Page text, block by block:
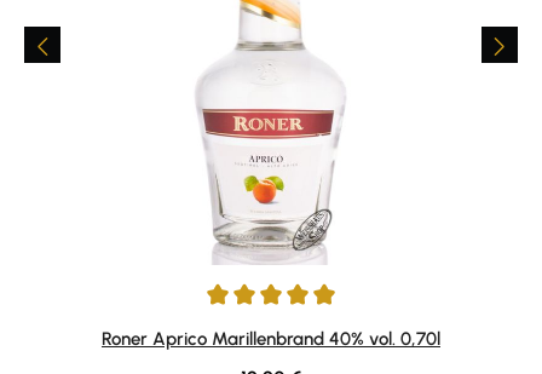
Durchschnittliche Bewertung von 4.95 von 5 Sternen
Roner Aprico Marillenbrand 40% vol. 0,70l